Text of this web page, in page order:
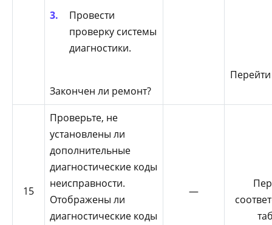
Провести
проверку системы
диагностики.
Закончен ли ремонт?
15
Проверьте, не
установлены ли
дополнительные
диагностические коды
неисправности.
Отображены ли
диагностические коды
—